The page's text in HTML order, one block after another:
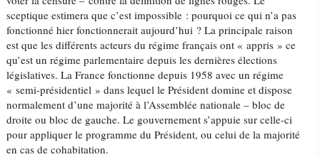
sceptique estimera que c’est impossible : pourquoi ce qui n’a pas
fonctionné hier fonctionnerait aujourd’hui ? La principale raison
est que les différents acteurs du régime français ont « appris » ce
qu’est un régime parlementaire depuis les dernières élections
législatives. La France fonctionne depuis 1958 avec un régime
« semi-présidentiel » dans lequel le Président domine et dispose
normalement d’une majorité à l’Assemblée nationale – bloc de
droite ou bloc de gauche. Le gouvernement s’appuie sur celle-ci
pour appliquer le programme du Président, ou celui de la majorité
en cas de cohabitation.